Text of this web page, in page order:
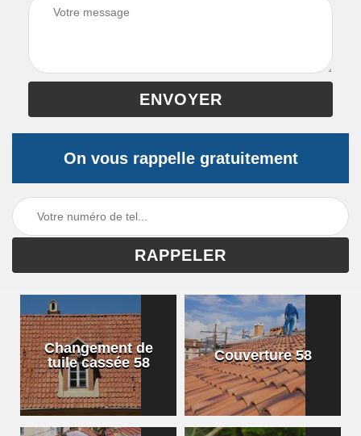
On vous rappelle gratuitement
Changement de
tuile cassée 58
Couverture 58